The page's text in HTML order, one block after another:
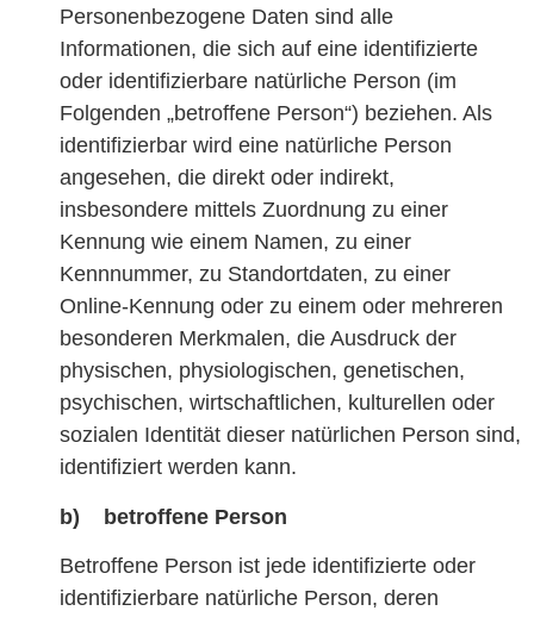
Personenbezogene Daten sind alle
Informationen, die sich auf eine identifizierte
oder identifizierbare natürliche Person (im
Folgenden „betroffene Person“) beziehen. Als
identifizierbar wird eine natürliche Person
angesehen, die direkt oder indirekt,
insbesondere mittels Zuordnung zu einer
Kennung wie einem Namen, zu einer
Kennnummer, zu Standortdaten, zu einer
Online-Kennung oder zu einem oder mehreren
besonderen Merkmalen, die Ausdruck der
physischen, physiologischen, genetischen,
psychischen, wirtschaftlichen, kulturellen oder
sozialen Identität dieser natürlichen Person sind,
identifiziert werden kann.
b) betroffene Person
Betroffene Person ist jede identifizierte oder
identifizierbare natürliche Person, deren